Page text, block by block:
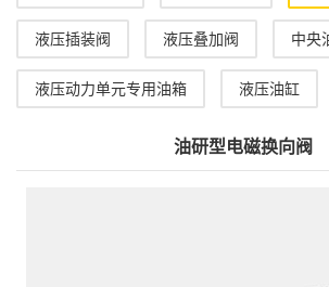
液压插装阀 液压叠加阀 中央
液压动力单元专用油箱 液压油缸
油研型电磁换向阀